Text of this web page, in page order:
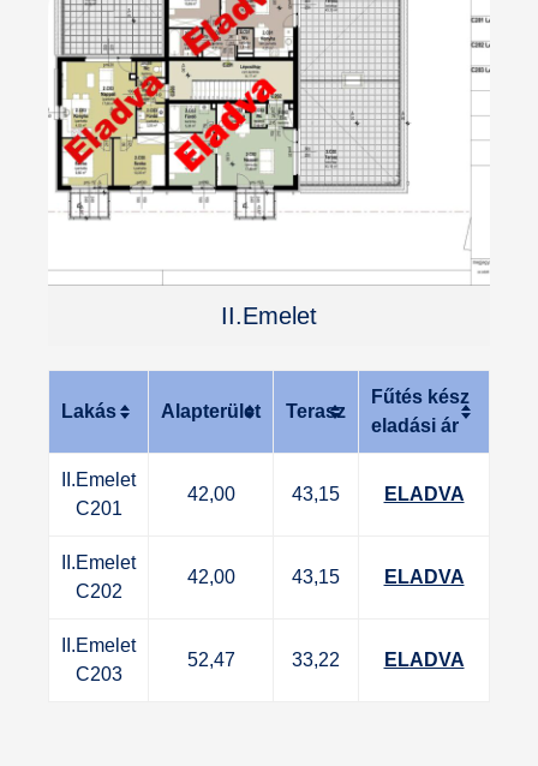
II.Emelet
Lakás Alapterület Terasz
Fűtés kész
eladási ár
II.Emelet
C201
42,00 43,15 ELADVA
II.Emelet
C202
42,00 43,15 ELADVA
II.Emelet
C203
52,47 33,22 ELADVA